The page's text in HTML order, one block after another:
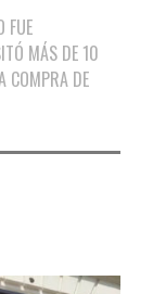
FUE
MÁS DE 10
COMPRA DE